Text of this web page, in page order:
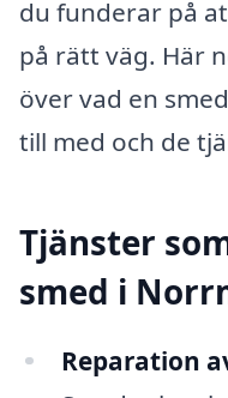
du funderar på
på rätt väg. Här
över vad en
till med och de
Tjänster
smed i
Reparation